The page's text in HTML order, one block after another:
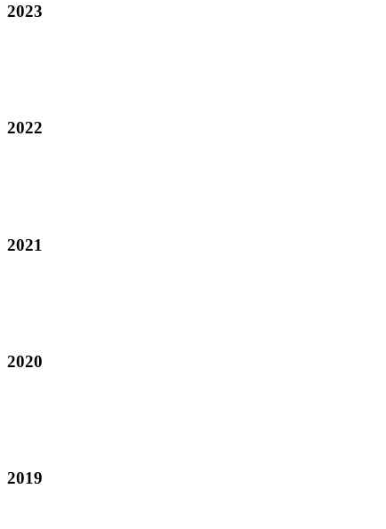
2023
2022
2021
2020
2019